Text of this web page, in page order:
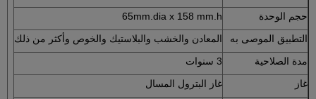
حجم الوحدة
65mm.dia x 158 mm.h
التطبيق الموصى به
المعادن والخشب والبلاستيك والخوص وأكثر من ذلك
مدة الصلاحية
3 سنوات
غاز
غاز البترول المسال